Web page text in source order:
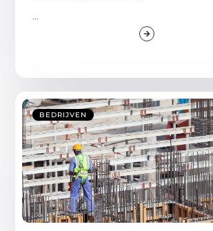
...
BEDRIJVEN